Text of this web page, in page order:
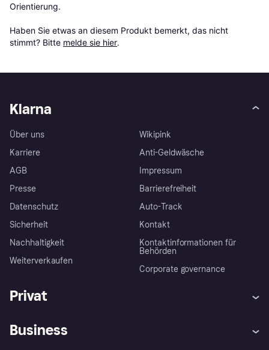
Orientierung.
Haben Sie etwas an diesem Produkt bemerkt, das nicht
stimmt? Bitte melde sie hier.
Klarna
Über uns
Karriere
AGB
Presse
Datenschutz
Sicherheit
Nachhaltigkeit
Weiterverkaufen
Wikipink
Anti-Geldwäsche
Impressum
Barrierefreiheit
Auto-Track
Kontakt
Kontaktinformationen für
Behörden
Corporate governance
Privat
Business